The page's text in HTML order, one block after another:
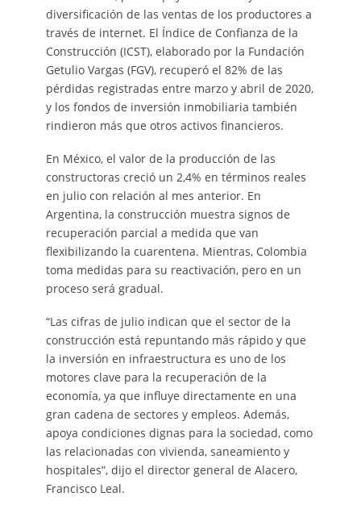
diversificación de las ventas de los productores a
través de internet. El Índice de Confianza de la
Construcción (ICST), elaborado por la Fundación
Getulio Vargas (FGV), recuperó el 82% de las
pérdidas registradas entre marzo y abril de 2020,
y los fondos de inversión inmobiliaria también
rindieron más que otros activos financieros.
En México, el valor de la producción de las
constructoras creció un 2,4% en términos reales
en julio con relación al mes anterior. En
Argentina, la construcción muestra signos de
recuperación parcial a medida que van
flexibilizando la cuarentena. Mientras, Colombia
toma medidas para su reactivación, pero en un
proceso será gradual.
“Las cifras de julio indican que el sector de la
construcción está repuntando más rápido y que
la inversión en infraestructura es uno de los
motores clave para la recuperación de la
economía, ya que influye directamente en una
gran cadena de sectores y empleos. Además,
apoya condiciones dignas para la sociedad, como
las relacionadas con vivienda, saneamiento y
hospitales”, dijo el director general de Alacero,
Francisco Leal.